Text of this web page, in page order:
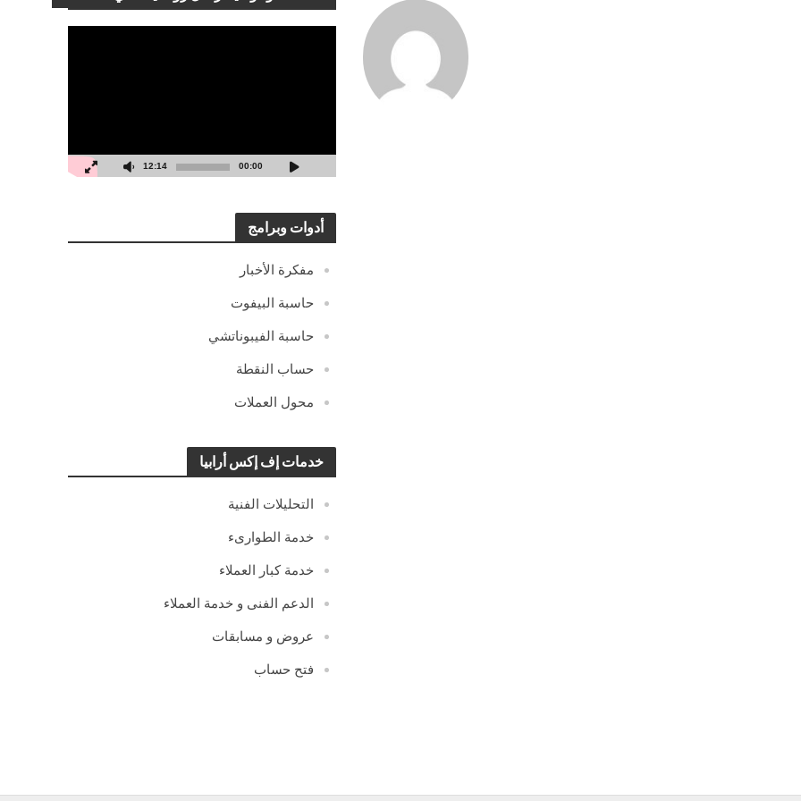
00:00
12:14
أدوات وبرامج
مفكرة الأخبار
حاسبة البيفوت
حاسبة الفيبوناتشي
حساب النقطة
محول العملات
خدمات إف إكس أرابيا
التحليلات الفنية
خدمة الطوارىء
خدمة كبار العملاء
الدعم الفنى و خدمة العملاء
عروض و مسابقات
فتح حساب